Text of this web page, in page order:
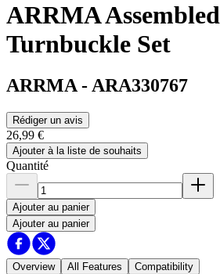
ARRMA Assembled
Turnbuckle Set
ARRMA - ARA330767
Rédiger un avis
26,99 €
Ajouter à la liste de souhaits
Quantité
Ajouter au panier
Ajouter au panier
Overview All Features Compatibility